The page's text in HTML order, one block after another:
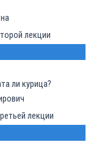
лекции
ли курица?
лекции